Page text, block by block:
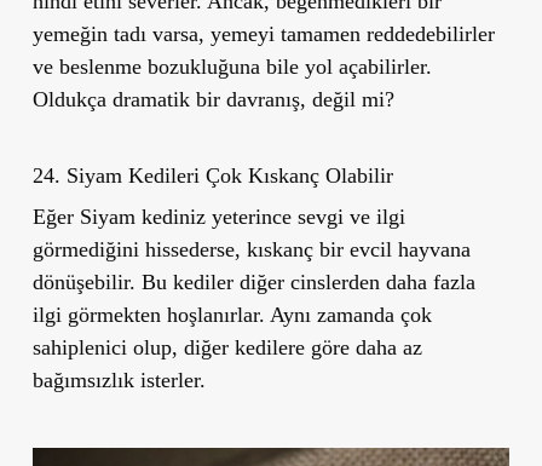
yemeğin tadı varsa, yemeyi tamamen reddedebilirler
ve beslenme bozukluğuna bile yol açabilirler.
Oldukça dramatik bir davranış, değil mi?
24. Siyam Kedileri Çok Kıskanç Olabilir
Eğer Siyam kediniz yeterince sevgi ve ilgi
görmediğini hissederse, kıskanç bir evcil hayvana
dönüşebilir. Bu kediler diğer cinslerden daha fazla
ilgi görmekten hoşlanırlar. Aynı zamanda çok
sahiplenici olup, diğer kedilere göre daha az
bağımsızlık isterler.